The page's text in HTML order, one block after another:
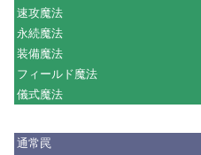
速攻魔法
永続魔法
装備魔法
フィールド魔法
儀式魔法
通常罠